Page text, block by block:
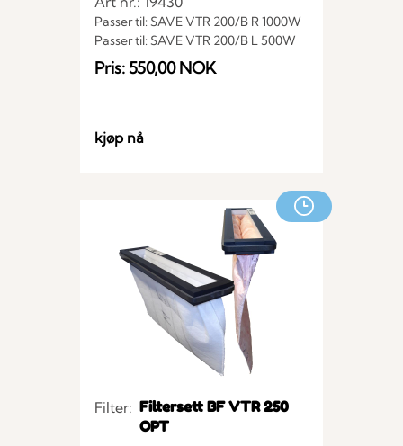
Passer til: SAVE VTR 200/B R 1000W
Passer til: SAVE VTR 200/B L 500W
Passer til: SAVE VTR 200/B R 500W
Passer til: SAVE VTR 200/B L 1000W
Pris: 550,00 NOK
kjøp nå
Filter: Filtersett BF VTR 250
OPT